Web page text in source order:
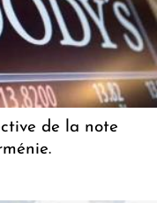
de la note